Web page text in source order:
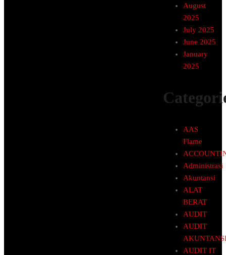
August
2025
July 2025
June 2025
January
2025
AAS
Flame
Administrasi
Akuntansi
ALAT
BERAT
AUDIT
AUDIT
AUDIT IT